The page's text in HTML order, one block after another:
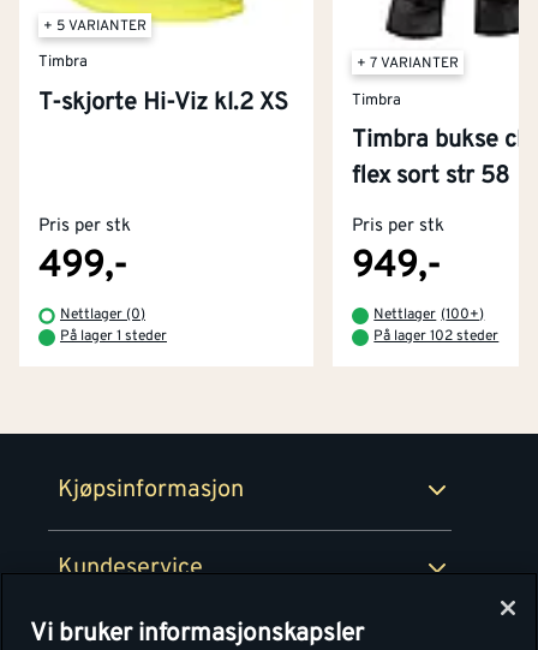
+ 5 VARIANTER
Timbra
T-skjorte Hi-Viz kl.2 XS
Pris per stk
499,-
Nettlager (0)
På lager 1 steder
+ 7 VARIANTER
Timbra
Timbra bukse
flex sort str 58
Pris per stk
949,-
Nettlager (100+)
På lager 102 steder
Kjøpsinformasjon
Kjøpsbetingelser
Betaling
Retur- og angrerettsskjema
Kundeservice
Tjenester
Montér Klubb
Byggevarehus og åpningstider
Prismatch
Personvern
Vi bruker informasjonskapsler